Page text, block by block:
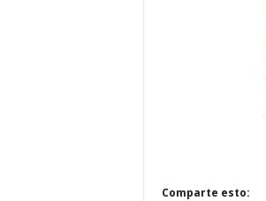
Comparte esto: